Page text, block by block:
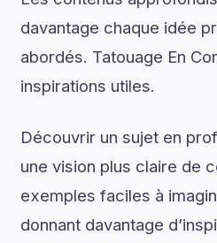
davantage chaque idée
abordés. Tatouage En
inspirations utiles.
Découvrir un sujet en
une vision plus claire de
exemples faciles à
donnant davantage